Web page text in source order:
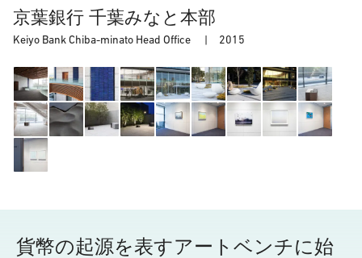
京葉銀行 千葉みなと本部
Keiyo Bank Chiba-minato Head Office | 2015
貨幣の起源を表すアートベンチに始